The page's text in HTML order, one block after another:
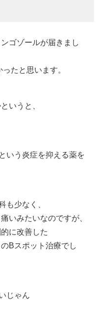
ゴゾールが届きまし
たと思います。
いうと、
いう炎症を抑える薬を
も少なく、
いみたいなのですが、
に改善した
Bスポット治療でし
じゃん